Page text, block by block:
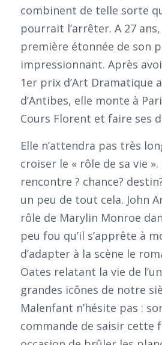
combinent de telle sorte
pourrait l’arrêter. A 27
première étonnée de son
impressionnant. Après
1er prix d’Art Dramatique
d’Antibes, elle monte à
Cours Florent et faire ses
Elle n’attendra pas très
croiser le « rôle de sa vie ».
rencontre ? chance?
un peu de tout cela. John
rôle de Marylin Monroe
peu fou qu’il s’apprête à
d’adapter à la scène le
Oates relatant la vie de
grandes icônes de notre
Malenfant n’hésite pas :
commande de saisir cette